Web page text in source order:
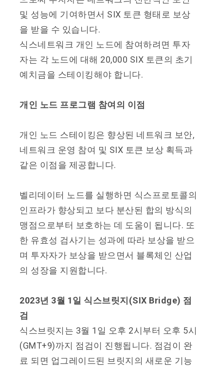
및 성능에 기여하면서 SIX 토큰 형태로 보상
을 받을 수 있습니다.
식스네트워크 개인 노드에 참여하려면 투자
자는 각 노드에 대해 20,000 SIX 토큰의 초기
예치금을 스테이킹해야 합니다.
개인 노드 프로그램 참여의 이점
개인 노드 스테이킹은 향상된 네트워크 보안,
네트워크 운영 참여 및 SIX 토큰 보상 획득과
같은 이점을 제공합니다.
벨리데이터 노드를 실행하면 식스프로토콜의
인프라가 향상되고 보다 분산된 합의 방식의
맹점으로부터 보호하는 데 도움이 됩니다. 또
한 유효성 검사기는 성과에 따라 보상을 받으
며 투자자가 보상을 받으면서 블록체인 산업
의 성장을 지원합니다.
2023년 3월 1일 식스브릿지(SIX Bridge) 점
검
식스브릿지는 3월 1일 오후 2시부터 오후 5시
(GMT+9)까지 점검이 진행됩니다. 점검이 완
료 되면 업그레이드된 브릿지의 새로운 기능